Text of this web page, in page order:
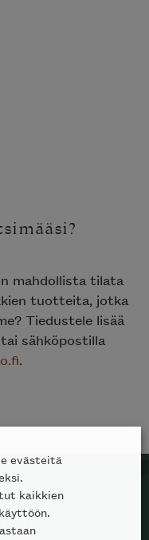
mahdollista tilata
tuotteita, jotka
Tiedustele lisää
sähköpostilla
.
evästeitä
kaikkien